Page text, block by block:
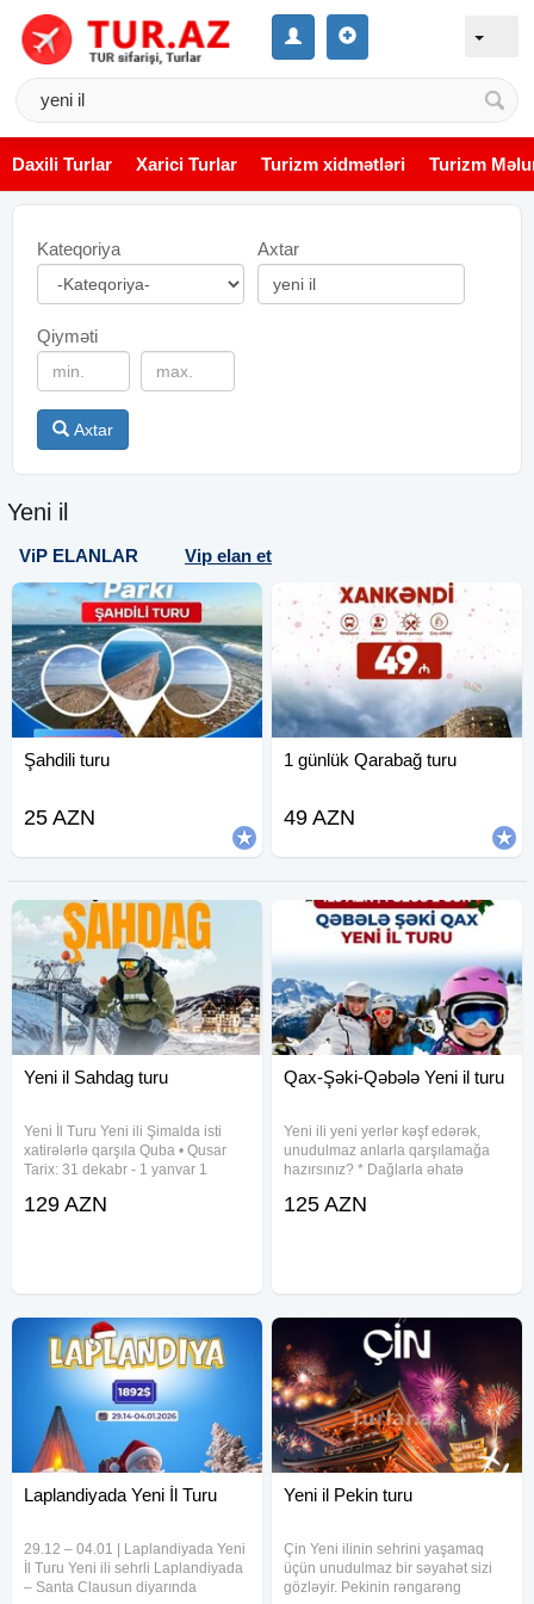
Daxili Turlar Xarici Turlar Turizm xidmətləri Turizm
Kateqoriya Axtar
Qiyməti
Axtar
Yeni il
ViP ELANLAR Vip elan et
Şahdili turu
25 AZN
1 günlük Qarabağ turu
49 AZN
Yeni il Sahdag turu
Yeni İl Turu Yeni ili Şimalda isti
xatirələrlə qarşıla Quba • Qusar
Tarix: 31 dekabr - 1 yanvar 1
1 gecə Qiymət:129 AZN (2 nəfərlik
129 AZN
Qax-Şəki-Qəbələ Yeni il turu
Yeni ili yeni yerlər kəşf edərək,
unudulmaz anlarla qarşılamağa
hazırsınız? * Dağlarla əhatə
ulduzlu Hilltop Heaven Hoteldə
125 AZN
Laplandiyada Yeni İl Turu
29.12 – 04.01 | Laplandiyada Yeni
İl Turu Yeni ili sehrli Laplandiyada
– Santa Clausun diyarında
Yeni il Pekin turu
Çin Yeni ilinin sehrini yaşamaq
üçün unudulmaz bir səyahət sizi
gözləyir. Pekinin rəngarəng